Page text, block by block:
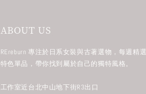
ABOUT US
REreburn 專注於日系女裝與古著選物，每週精選
特色單品，帶你找到屬於自己的獨特風格。
工作室近台北中山地下街R3出口